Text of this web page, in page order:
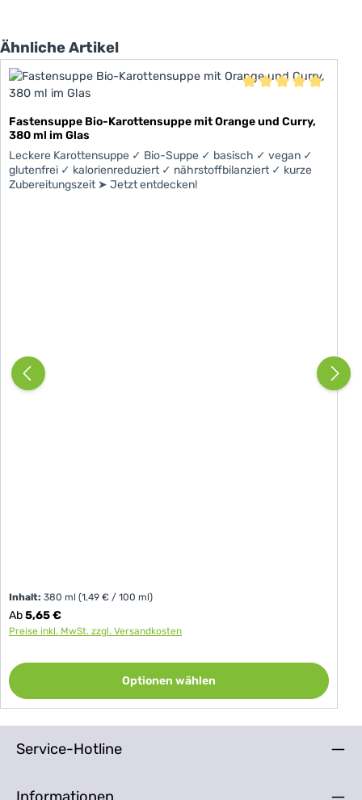
Produktgalerie überspringen
Ähnliche Artikel
Fastensuppe Bio-Karottensuppe mit Orange und Curry,
380 ml im Glas
Leckere Karottensuppe ✓ Bio-Suppe ✓ basisch ✓ vegan ✓
glutenfrei ✓ kalorienreduziert ✓ nährstoffbilanziert ✓ kurze
Zubereitungszeit ➤ Jetzt entdecken!
Inhalt:380 ml(1,49 € / 100 ml)
Regulärer Preis:
Ab5,65 €
Preise inkl. MwSt. zzgl. Versandkosten
Optionen wählen
Service-Hotline
Informationen